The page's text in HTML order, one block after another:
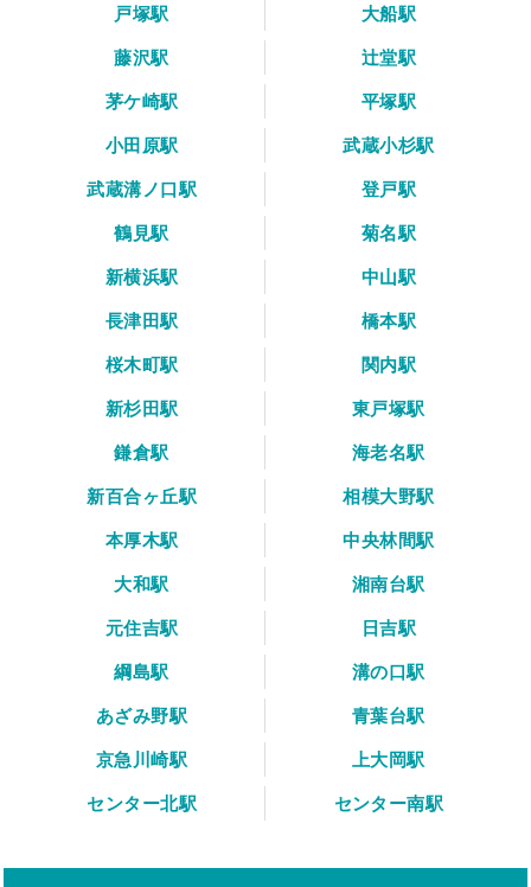
戸塚駅
大船駅
藤沢駅
辻堂駅
茅ケ崎駅
平塚駅
小田原駅
武蔵小杉駅
武蔵溝ノ口駅
登戸駅
鶴見駅
菊名駅
新横浜駅
中山駅
長津田駅
橋本駅
桜木町駅
関内駅
新杉田駅
東戸塚駅
鎌倉駅
海老名駅
新百合ヶ丘駅
相模大野駅
本厚木駅
中央林間駅
大和駅
湘南台駅
元住吉駅
日吉駅
綱島駅
溝の口駅
あざみ野駅
青葉台駅
京急川崎駅
上大岡駅
センター北駅
センター南駅